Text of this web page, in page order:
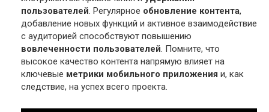
пользователей. Регулярное обновление контента,
добавление новых функций и активное взаимодействие
с аудиторией способствуют повышению
вовлеченности пользователей. Помните, что
высокое качество контента напрямую влияет на
ключевые метрики мобильного приложения и, как
следствие, на успех всего проекта.